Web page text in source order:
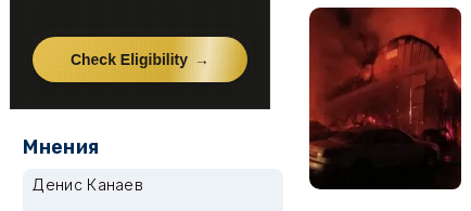
Мнения
Денис Канаев